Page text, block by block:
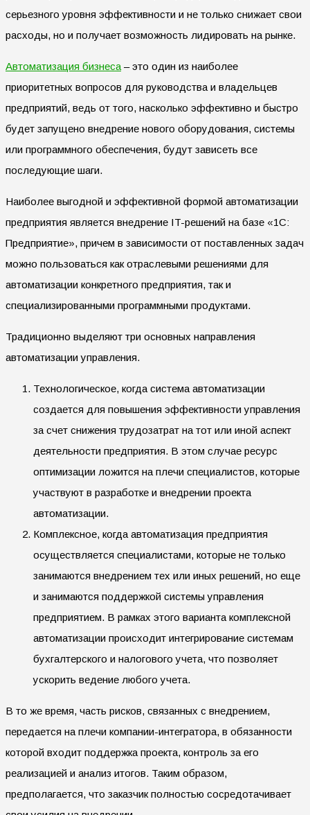
серьезного уровня эффективности и не только снижает свои
расходы, но и получает возможность лидировать на рынке.
Автоматизация бизнеса – это один из наиболее
приоритетных вопросов для руководства и владельцев
предприятий, ведь от того, насколько эффективно и быстро
будет запущено внедрение нового оборудования, системы
или программного обеспечения, будут зависеть все
последующие шаги.
Наиболее выгодной и эффективной формой автоматизации
предприятия является внедрение IT-решений на базе «1С:
Предприятие», причем в зависимости от поставленных задач
можно пользоваться как отраслевыми решениями для
автоматизации конкретного предприятия, так и
специализированными программными продуктами.
Традиционно выделяют три основных направления
автоматизации управления.
Технологическое, когда система автоматизации
создается для повышения эффективности управления
за счет снижения трудозатрат на тот или иной аспект
деятельности предприятия. В этом случае ресурс
оптимизации ложится на плечи специалистов, которые
участвуют в разработке и внедрении проекта
автоматизации.
Комплексное, когда автоматизация предприятия
осуществляется специалистами, которые не только
занимаются внедрением тех или иных решений, но еще
и занимаются поддержкой системы управления
предприятием. В рамках этого варианта комплексной
автоматизации происходит интегрирование системам
бухгалтерского и налогового учета, что позволяет
ускорить ведение любого учета.
В то же время, часть рисков, связанных с внедрением,
передается на плечи компании-интегратора, в обязанности
которой входит поддержка проекта, контроль за его
реализацией и анализ итогов. Таким образом,
предполагается, что заказчик полностью сосредотачивает